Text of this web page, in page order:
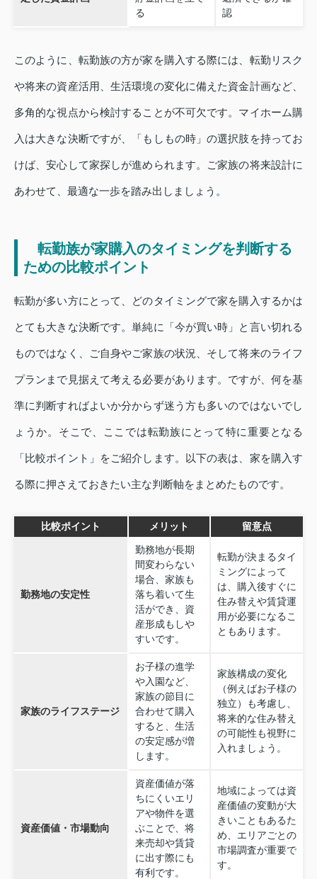
る
認
このように、転勤族の方が家を購入する際には、転勤リスク
や将来の資産活用、生活環境の変化に備えた資金計画など、
多角的な視点から検討することが不可欠です。マイホーム購
入は大きな決断ですが、「もしもの時」の選択肢を持ってお
けば、安心して家探しが進められます。ご家族の将来設計に
あわせて、最適な一歩を踏み出しましょう。
転勤族が家購入のタイミングを判断する
ための比較ポイント
転勤が多い方にとって、どのタイミングで家を購入するかは
とても大きな決断です。単純に「今が買い時」と言い切れる
ものではなく、ご自身やご家族の状況、そして将来のライフ
プランまで見据えて考える必要があります。ですが、何を基
準に判断すればよいか分からず迷う方も多いのではないでし
ょうか。そこで、ここでは転勤族にとって特に重要となる
「比較ポイント」をご紹介します。以下の表は、家を購入す
る際に押さえておきたい主な判断軸をまとめたものです。
比較ポイント メリット 留意点
勤務地の安定性
勤務地が長期
間変わらない
場合、家族も
落ち着いて生
活ができ、資
産形成もしや
すいです。
転勤が決まるタイ
ミングによって
は、購入後すぐに
住み替えや賃貸運
用が必要になるこ
ともあります。
家族のライフステージ
お子様の進学
や入園など、
家族の節目に
合わせて購入
すると、生活
の安定感が増
します。
家族構成の変化
（例えばお子様の
独立）も考慮し、
将来的な住み替え
の可能性も視野に
入れましょう。
資産価値・市場動向
資産価値が落
ちにくいエリ
アや物件を選
ぶことで、将
来売却や賃貸
に出す際にも
有利です。
地域によっては資
産価値の変動が大
きいこともあるた
め、エリアごとの
市場調査が重要で
す。